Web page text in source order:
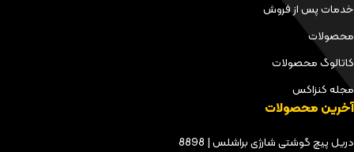
خدمات پس از فروش
محصولات
کاتالوگ محصولات
مجله کنزاکس
آخرین محصولات
دریل پیچ گوشتی شارژی براشلس | 8898